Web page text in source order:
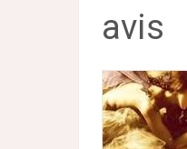
avis